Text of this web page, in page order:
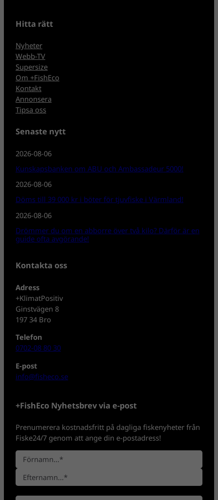
Hitta rätt
Nyheter
Webb-TV
Supersize
Om +FishEco
Kontakt
Annonsera
Tipsa oss
Senaste nytt
2026-08-06
Kunskapsbanken om ABU och Ambassadeur 5000!
2026-08-06
Döms till 39 000 kr i böter för tjuvfiske i Värmland!
2026-08-06
Drömmer du om en abborre över två kilo? Därför är en
guide ofta avgörande!
Kontakta oss
Adress
+KlimatPositiv
Ginstvägen 8
197 34 Bro
Telefon
0702-08 80 30
E-post
info@fisheco.se
+FishEco Nyhetsbrev via e-post
Prenumerera kostnadsfritt på dagliga fiskenyheter från
Fiske24/7 genom att ange din e-postadress!
N
a
n
*
F
ö
r